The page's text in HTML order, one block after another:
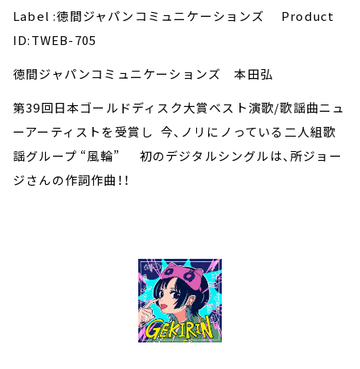
Label :徳間ジャパンコミュニケーションズ Product
ID:TWEB-705
徳間ジャパンコミュニケーションズ 本田弘
第39回日本ゴールドディスク大賞ベスト演歌/歌謡曲ニュ
ーアーティストを受賞し 今、ノリにノっている二人組歌
謡グループ “風輪” 初のデジタルシングルは、所ジョー
ジさんの作詞作曲！！